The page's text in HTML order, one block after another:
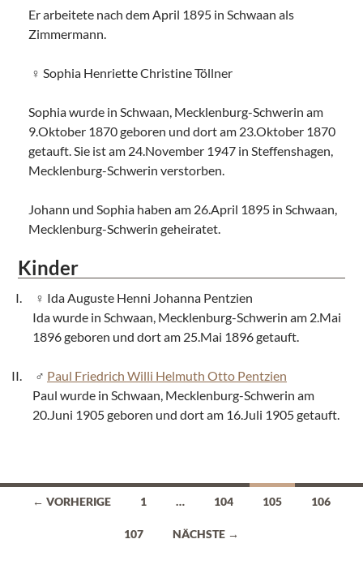
Er arbeitete nach dem April 1895 in Schwaan als
Zimmermann.
Sophia Henriette Christine Töllner
Sophia wurde in Schwaan, Mecklenburg-Schwerin am
9.Oktober 1870 geboren und dort am 23.Oktober 1870
getauft. Sie ist am 24.November 1947 in Steffenshagen,
Mecklenburg-Schwerin verstorben.
Johann und Sophia haben am 26.April 1895 in Schwaan,
Mecklenburg-Schwerin geheiratet.
Kinder
Ida Auguste Henni Johanna Pentzien
Ida wurde in Schwaan, Mecklenburg-Schwerin am 2.Mai
1896 geboren und dort am 25.Mai 1896 getauft.
Paul Friedrich Willi Helmuth Otto Pentzien
Paul wurde in Schwaan, Mecklenburg-Schwerin am
20.Juni 1905 geboren und dort am 16.Juli 1905 getauft.
Beitragsnavigation
← VORHERIGE 1 … 104 105 106
107 NÄCHSTE →